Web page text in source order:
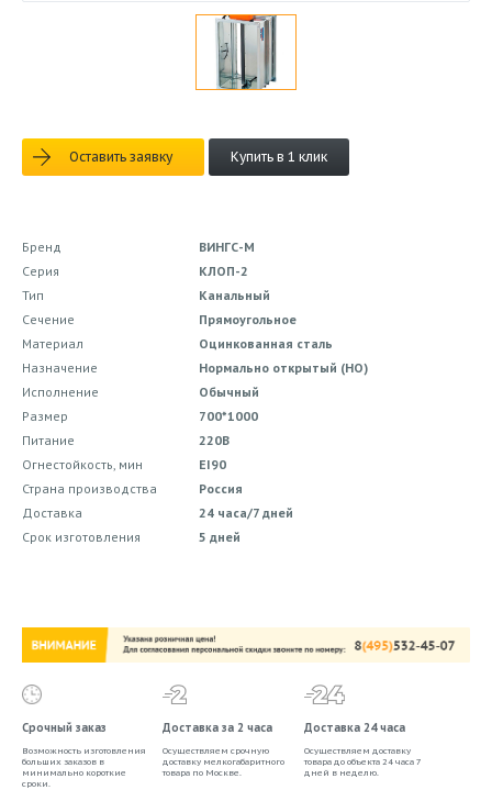
Оставить заявку Купить в 1 клик
Бренд
ВИНГС-М
Серия
КЛОП-2
Тип
Канальный
Сечение
Прямоугольное
Материал
Оцинкованная сталь
Назначение
Нормально открытый (НО)
Исполнение
Обычный
Размер
700*1000
Питание
220В
Огнестойкость, мин
EI90
Страна производства
Россия
Доставка
24 часа/7 дней
Срок изготовления
5 дней
Срочный заказ
Возможность изготовления
больших заказов в
минимально короткие
сроки.
Доставка за 2 часа
Осуществляем срочную
доставку мелкогабаритного
товара по Москве.
Доставка 24 часа
Осуществляем доставку
товара до объекта 24 часа 7
дней в неделю.